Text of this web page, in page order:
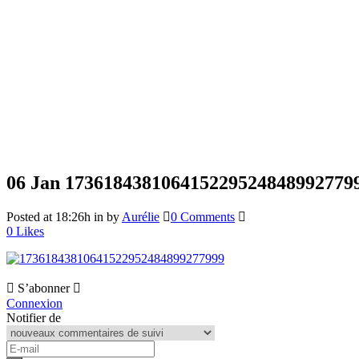
06 Jan
Posted at 18:26h in by Aurélie
0 Comments
0 Likes
S’abonner
Connexion
Notifier de